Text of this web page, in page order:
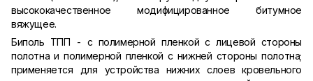
высококачественное модифицированное битумное
вяжущее.
Биполь ТПП - с полимерной пленкой с лицевой стороны
полотна и полимерной пленкой с нижней стороны полотна;
применяется для устройства нижних слоев кровельного